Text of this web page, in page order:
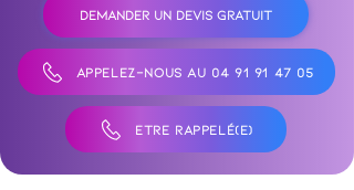
DEMANDER UN DEVIS GRATUIT
APPELEZ-NOUS AU 04 91 91 47 05
ÊTRE RAPPELÉ(E)